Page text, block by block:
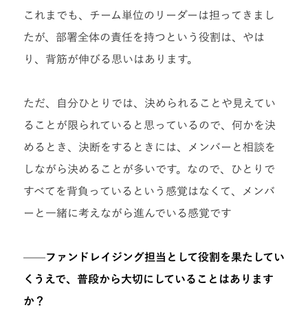
これまでも、チーム単位のリーダーは担ってきまし
たが、部署全体の責任を持つという役割は、やは
り、背筋が伸びる思いはあります。
ただ、自分ひとりでは、決められることや見えてい
ることが限られていると思っているので、何かを決
めるとき、決断をするときには、メンバーと相談を
しながら決めることが多いです。なので、ひとりで
すべてを背負っているという感覚はなくて、メンバ
ーと一緒に考えながら進んでいる感覚です
——ファンドレイジング担当として役割を果たしてい
くうえで、普段から大切にしていることはあります
か？